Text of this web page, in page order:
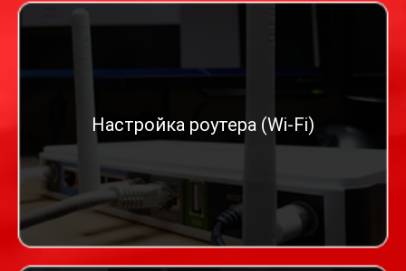
Настройка роутера (Wi-Fi)